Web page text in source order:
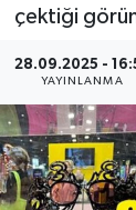
çektiği
28.09.2025 -
YAYINLANMA
Süper
Tüm
Son
Haber